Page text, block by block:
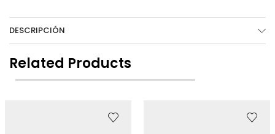
DESCRIPCIÓN
Related Products